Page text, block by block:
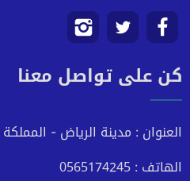
تابعنا
على
فيسبوك
تابعنا
على
تويتر
تابعنا
على
انستجرام
كن على تواصل معنا
العنوان : مدينة الرياض -
الهاتف : 0565174245